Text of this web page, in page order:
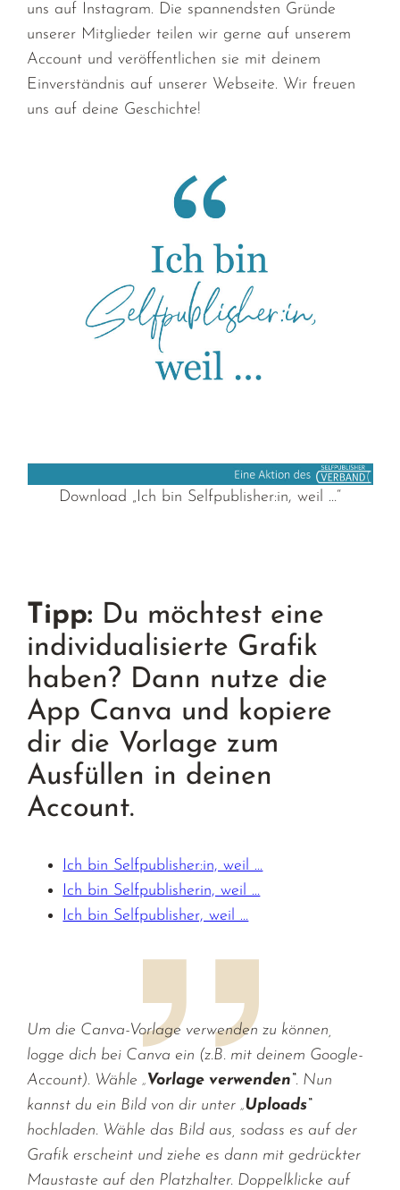
uns auf Instagram. Die spannendsten Gründe
unserer Mitglieder teilen wir gerne auf unserem
Account und veröffentlichen sie mit deinem
Einverständnis auf unserer Webseite. Wir freuen
uns auf deine Geschichte!
Download „Ich bin Selfpublisher:in, weil …“
Tipp: Du möchtest eine
individualisierte Grafik
haben? Dann nutze die
App Canva und kopiere
dir die Vorlage zum
Ausfüllen in deinen
Account.
Ich bin Selfpublisher:in, weil …
Ich bin Selfpublisherin, weil …
Ich bin Selfpublisher, weil …
Um die Canva-Vorlage verwenden zu können,
logge dich bei Canva ein (z.B. mit deinem Google-
Account). Wähle „Vorlage verwenden“. Nun
kannst du ein Bild von dir unter „Uploads“
hochladen. Wähle das Bild aus, sodass es auf der
Grafik erscheint und ziehe es dann mit gedrückter
Maustaste auf den Platzhalter. Doppelklicke auf